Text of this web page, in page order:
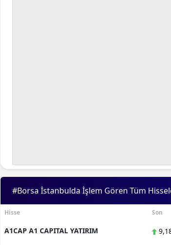
Çanakkale
Çankırı
Çorum
#Borsa İstanbulda İşlem Gören Tüm
Hisse Son
A1CAP A1 CAPITAL YATIRIM